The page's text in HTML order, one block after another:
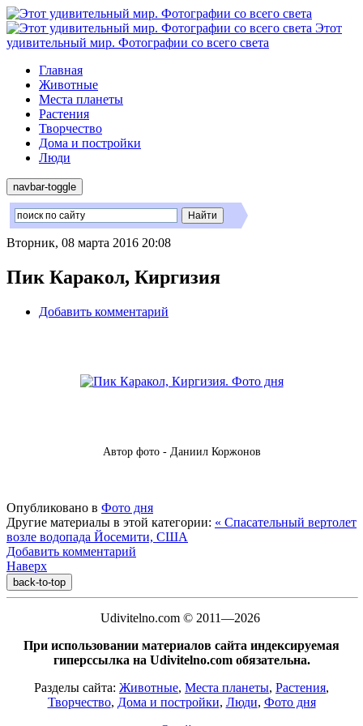
Этот
удивительный мир. Фотографии со всего света
Главная
Животные
Места планеты
Растения
Творчество
Дома и постройки
Люди
navbar-toggle
Вторник, 08 марта 2016 20:08
Пик Каракол, Киргизия
Добавить комментарий
Автор фото - Даниил Коржонов
Опубликовано в Фото дня
Другие материалы в этой категории: « Спасательный вертолет
возле водопада Йосемити, США
Добавить комментарий
Наверх
back-to-top
Udivitelno.com © 2011—2026
При использовании материалов сайта индексируемая
гиперссылка на Udivitelno.com обязательна.
Разделы сайта: Животные, Места планеты, Растения,
Творчество, Дома и постройки, Люди, Фото дня